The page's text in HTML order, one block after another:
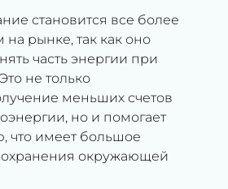
становится все более
рынке, так как оно
часть энергии при
не только
меньших счетов
но и помогает
что имеет большое
окружающей